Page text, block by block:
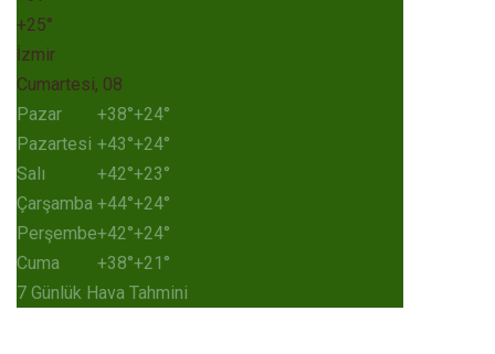
+25°
İzmir
Cumartesi, 08
Pazar
+38°+24°
Pazartesi +43°+24°
Salı
+42°+23°
Çarşamba +44°+24°
Perşembe+42°+24°
Cuma
+38°+21°
7 Günlük Hava Tahmini